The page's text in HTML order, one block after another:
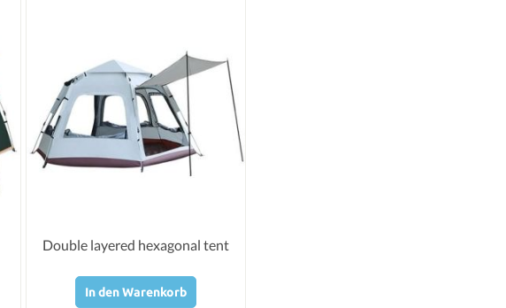
Double layered hexagonal tent
In den Warenkorb